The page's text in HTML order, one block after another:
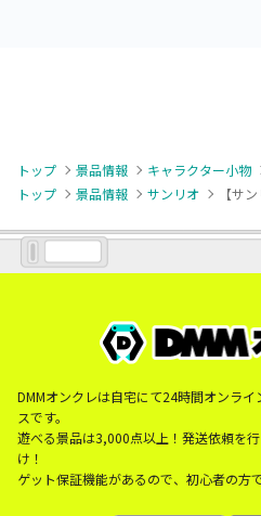
トップ 景品情報 キャラクター小物
トップ
景品情報 サンリオ
DMMオンクレは自宅にて24時間オンラ
スです。
遊べる景品は3,000点以上！発送依頼を
け！
ゲット保証機能があるので、初心者の方